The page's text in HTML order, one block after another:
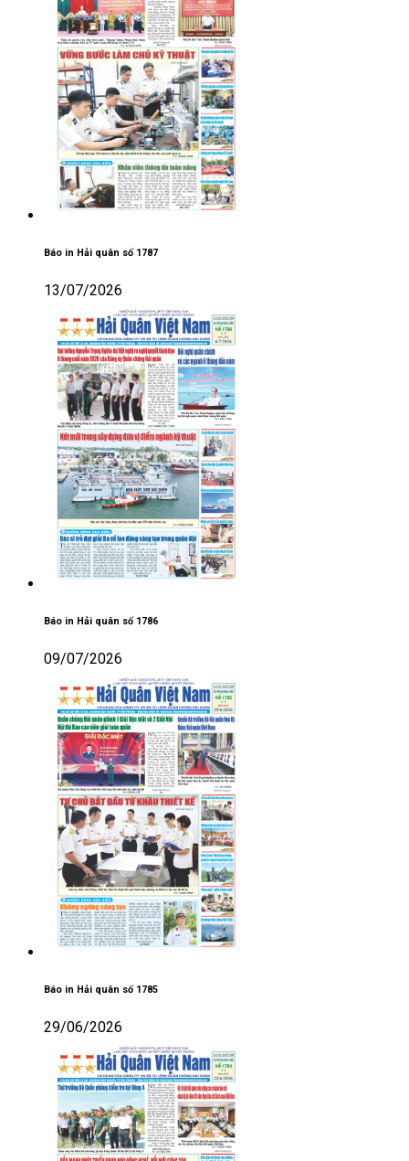
Báo in Hải quân số 1787
13/07/2026
Báo in Hải quân số 1786
09/07/2026
Báo in Hải quân số 1785
29/06/2026